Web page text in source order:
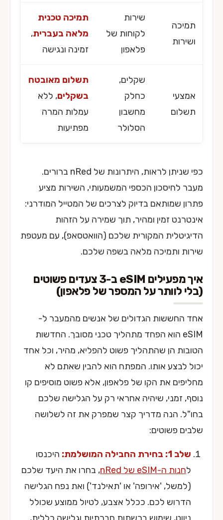
תמיכה
ושירות
שירות
לקוחות של
פלאפון
תמיכה טכנית
מלאה בעברית,
זמינה ונגישה
אמצעי
תשלום
שקלים,
כחלק
מחשבון
הסלולר
תשלום מאובטח
בשקלים, ללא
עמלות המרה
מפתיעות
כפי שניתן לראות, היתרונות של nRed ברורים.
מעבר לחיסכון הכספי המשמעותי, השירות מציע
פתרון שמותאם בדיוק לצרכים של המטייל המודרני:
אינטרנט זמין ומהיר, תוך שמירה על הזהות
הדיגיטלית המקורית שלכם (הוואטסאפ), עם מעטפת
שירות ותמיכה מלאה בשפה שלכם.
איך מפעילים eSIM ב-3 צעדים פשוטים
(בלי לוותר על המספר של פלאפון)
אחד החששות הגדולים של אנשים מהמעבר ל-
eSIM הוא הפחד מתהליך טכני מסובך. החדשות
הטובות הן שהתהליך פשוט להפליא, מהיר, וכל אחד
יכול לבצע אותו. המפתח הוא להבין שאתם לא
מחליפים את הקו של פלאפון, אלא פשוט מוסיפים קו
נוסף, זמני, שיהיה אחראי רק על הגלישה שלכם
בחו"ל. הנה מדריך קצר שמפרק את זה לשלושה
שלבים פשוטים:
שלב 1: בחירת החבילה המושלמת:
היכנסו
לחנות ה-eSIM של nRed
, בחרו את היעד שלכם
(למשל, 'אירופה' או 'תאילנד') ואת נפח הגלישה
הדרוש לכם. ככלל אצבע, לטיול ממוצע שכולל
ניווט, שימוש ברשתות חברתיות וגלישה כללית,